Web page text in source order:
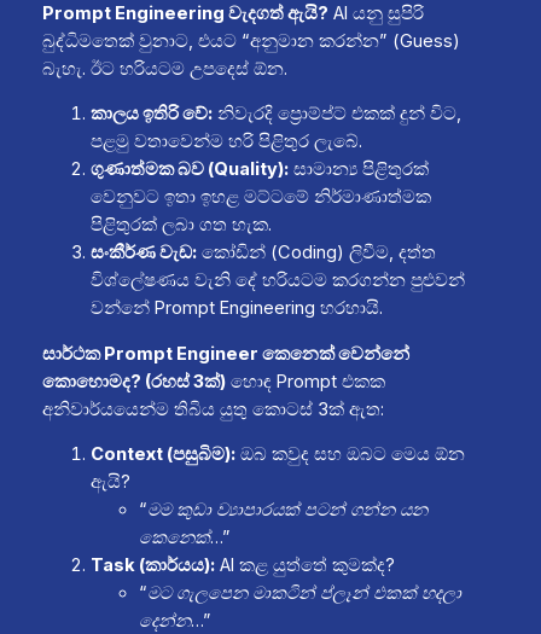
Prompt Engineering වැදගත් ඇයි? AI යනු සුපිරි
බුද්ධිමතෙක් වුනාට, එයට “අනුමාන කරන්න” (Guess)
බැහැ. ඊට හරියටම උපදෙස් ඕන.
කාලය ඉතිරි වේ:නිවැරදි ප්‍රොම්ප්ට් එකක් දුන් විට,
පළමු වතාවෙන්ම හරි පිළිතුර ලැබේ.
ගුණාත්මක බව (Quality):සාමාන්‍ය පිළිතුරක්
වෙනුවට ඉතා ඉහළ මට්ටමේ නිර්මාණාත්මක
පිළිතුරක් ලබා ගත හැක.
සංකීර්ණ වැඩ:කෝඩින් (Coding) ලිවීම, දත්ත
විශ්ලේෂණය වැනි දේ හරියටම කරගන්න පුළුවන්
වන්නේ Prompt Engineering හරහායි.
සාර්ථක Prompt Engineer කෙනෙක් වෙන්නේ
කොහොමද? (රහස් 3ක්)හොඳ Prompt එකක
අනිවාර්යයෙන්ම තිබිය යුතු කොටස් 3ක් ඇත:
Context (පසුබිම):ඔබ කවුද සහ ඔබට මෙය ඕන
ඇයි?
“මම කුඩා ව්‍යාපාරයක් පටන් ගන්න යන
කෙනෙක්…”
Task (කාර්යය):AI කළ යුත්තේ කුමක්ද?
“මට ගැලපෙන මාකටින් ප්ලෑන් එකක් හදලා
දෙන්න…”